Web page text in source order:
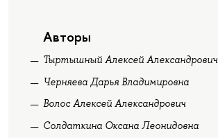
Авторы
Тыртышный Алексей Александрович
Черняева Дарья Владимировна
Волос Алексей Александрович
Солдаткина Оксана Леонидовна